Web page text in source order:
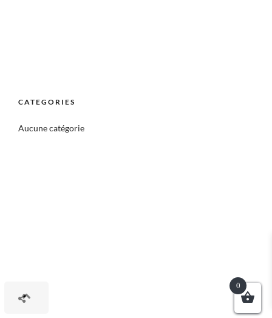
CATEGORIES
Aucune catégorie
0